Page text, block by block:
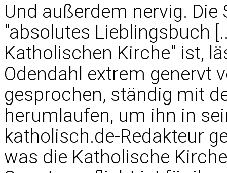
Und außerdem nervig. Die
"absolutes Lieblingsbuch
Katholischen Kirche" ist,
Odendahl extrem genervt
gesprochen, ständig mit
herumlaufen, um ihn in
katholisch.de-Redakteur
was die Katholische